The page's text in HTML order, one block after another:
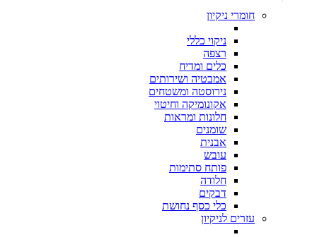
חומרי ניקיון
ניקוי כללי
רצפה
כלים ומדיח
אמבטיה ושירותים
נירוסטה ומשטחים
אקונומיקה וחיטוי
חלונות ומראות
שומנים
אבנית
עובש
פותח סתימות
חלודה
דבקים
כלי כסף נחושת
עזרים לניקיון